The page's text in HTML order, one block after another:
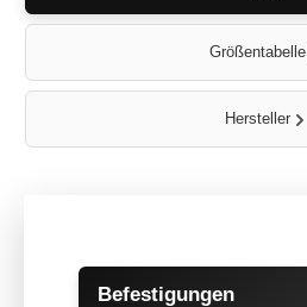
Größentabelle
Hersteller
Produktgalerie überspringen
Befestigungen